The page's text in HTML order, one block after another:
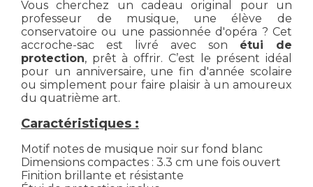
Vous cherchez un cadeau original pour un
professeur de musique, une élève de
conservatoire ou une passionnée d'opéra ? Cet
accroche-sac est livré avec son étui de
protection, prêt à offrir. C’est le présent idéal
pour un anniversaire, une fin d'année scolaire
ou simplement pour faire plaisir à un amoureux
du quatrième art.
Caractéristiques :
Motif notes de musique noir sur fond blanc
Dimensions compactes : 3.3 cm une fois ouvert
Finition brillante et résistante